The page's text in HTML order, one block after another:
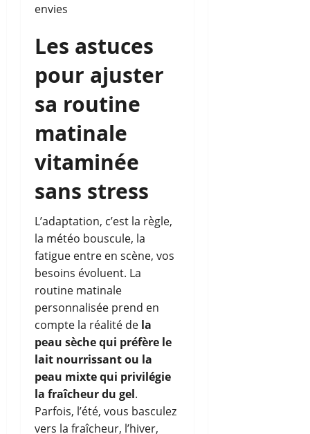
envies
Les astuces
pour ajuster
sa routine
matinale
vitaminée
sans stress
L’adaptation, c’est la règle,
la météo bouscule, la
fatigue entre en scène, vos
besoins évoluent. La
routine matinale
personnalisée prend en
compte la réalité de la
peau sèche qui préfère le
lait nourrissant ou la
peau mixte qui privilégie
la fraîcheur du gel.
Parfois, l’été, vous basculez
vers la fraîcheur, l’hiver,